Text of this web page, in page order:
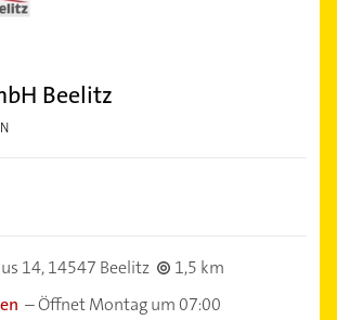
Beelitz
14,14547 Beelitz
1,5 km
–Öffnet Montag um 07:00